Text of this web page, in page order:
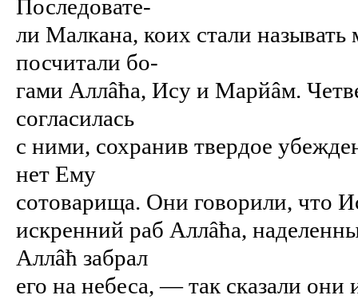
Последовате-
ли Малкана, коих стали называть
посчитали бо-
гами Аллâћа, Ису и Марйâм.
согласилась
с ними, сохранив твердое
нет Ему
сотоварища. Они говорили, что
искренний раб Аллâћа,
Аллâћ забрал
его на небеса, — так сказали они